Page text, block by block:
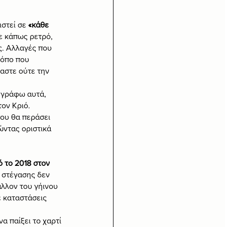
σε «κάθε
κάπως ρετρό,
Αλλαγές που
που
ούτε την
γράφω αυτά,
Κριό.
θα περάσει
οριστικά
το 2018 στον
δεν
του γήινου
παίξει το χαρτί